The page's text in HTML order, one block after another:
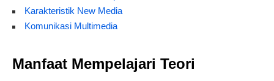
Karakteristik New Media
Komunikasi Multimedia
Manfaat Mempelajari Teori